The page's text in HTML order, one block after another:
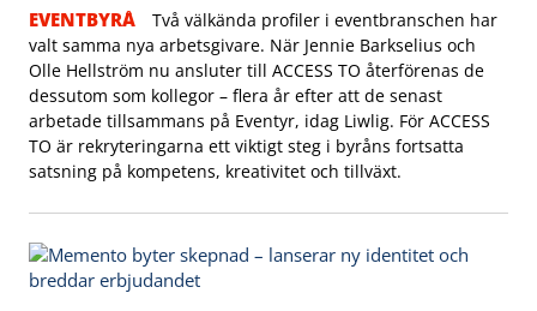
EVENTBYRÅ
Två välkända profiler i eventbranschen har
valt samma nya arbetsgivare. När Jennie Barkselius och
Olle Hellström nu ansluter till ACCESS TO återförenas de
dessutom som kollegor – flera år efter att de senast
arbetade tillsammans på Eventyr, idag Liwlig. För ACCESS
TO är rekryteringarna ett viktigt steg i byråns fortsatta
satsning på kompetens, kreativitet och tillväxt.